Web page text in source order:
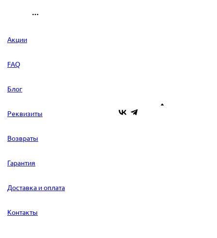
Акции
FAQ
Блог
Реквизиты
Возвраты
Гарантия
Доставка и оплата
Контакты